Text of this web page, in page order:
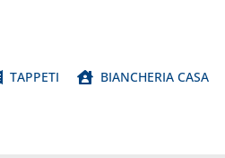
TAPPETI BIANCHERIA CASA